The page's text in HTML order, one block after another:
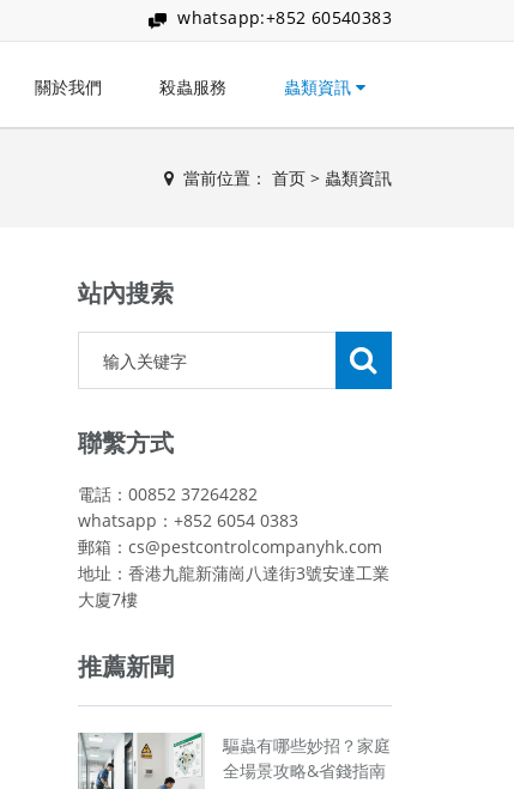
whatsapp:+852 60540383
關於我們 殺蟲服務 蟲類資訊
當前位置： 首页 > 蟲類資訊
站內搜索
聯繫方式
電話：00852 37264282
whatsapp：+852 6054 0383
郵箱：cs@pestcontrolcompanyhk.com
地址：香港九龍新蒲崗八達街3號安達工業
大廈7樓
推薦新聞
驅蟲有哪些妙招？家庭
全場景攻略&省錢指南